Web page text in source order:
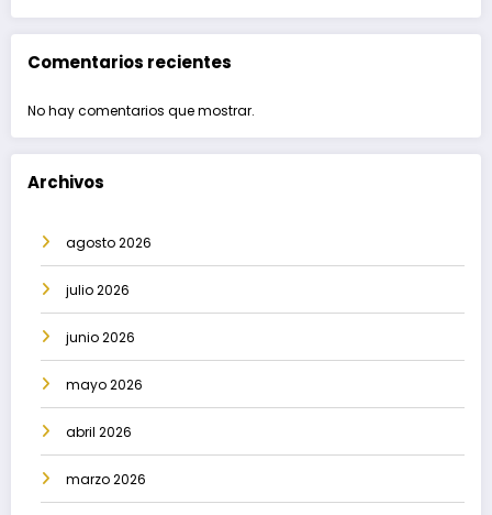
Comentarios recientes
No hay comentarios que mostrar.
Archivos
agosto 2026
julio 2026
junio 2026
mayo 2026
abril 2026
marzo 2026